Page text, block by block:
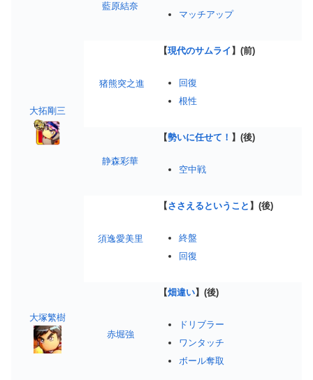
大拓剛三
藍原結奈
マッチアップ
猪熊突之進
【現代のサムライ 】(前)
回復
根性
静森彩華
【勢いに任せて！ 】(後)
空中戦
須逸愛美里
【ささえるということ 】(後)
終盤
回復
大塚繁樹
赤堀強
【畑違い】(後)
ドリブラー
ワンタッチ
ボール奪取